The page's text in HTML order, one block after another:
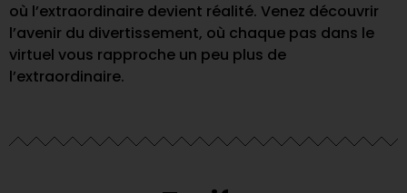
où l’extraordinaire devient réalité. Venez découvrir
l’avenir du divertissement, où chaque pas dans le
virtuel vous rapproche un peu plus de
l’extraordinaire.